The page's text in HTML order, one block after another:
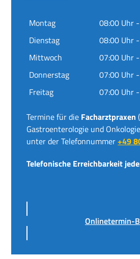
Montag
08:00 Uhr
Dienstag
08:00 Uhr
Mittwoch
07:00 Uhr
Donnerstag
07:00 Uhr
Freitag
07:00 Uhr
Termine für die Facharztpraxen
Gastroenterologie und
unter der Telefonnummer+49
Telefonische Erreichbarkeit
Onlinetermin-